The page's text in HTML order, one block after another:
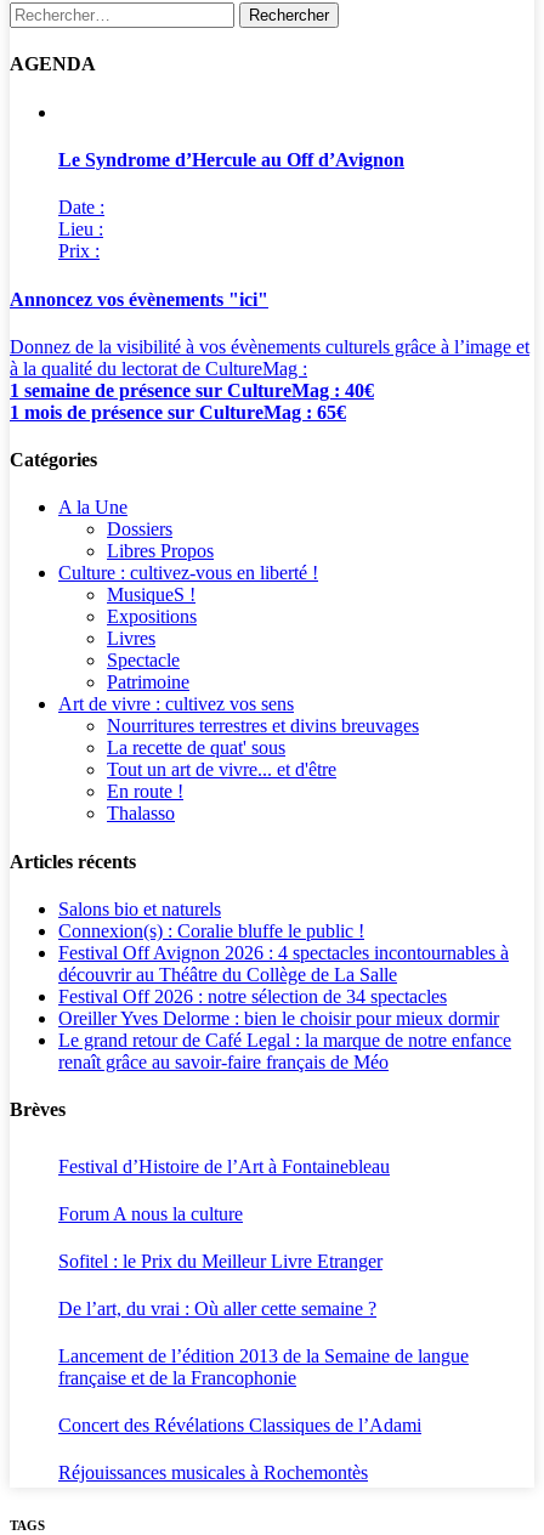
Rechercher :
AGENDA
Le Syndrome d’Hercule au Off d’Avignon
Date :
Lieu :
Prix :
Annoncez vos évènements "ici"
Donnez de la visibilité à vos évènements culturels grâce à l’image et
à la qualité du lectorat de CultureMag :
1 semaine de présence sur CultureMag : 40€
1 mois de présence sur CultureMag : 65€
Catégories
A la Une
Dossiers
Libres Propos
Culture : cultivez-vous en liberté !
MusiqueS !
Expositions
Livres
Spectacle
Patrimoine
Art de vivre : cultivez vos sens
Nourritures terrestres et divins breuvages
La recette de quat' sous
Tout un art de vivre... et d'être
En route !
Thalasso
Articles récents
Salons bio et naturels
Connexion(s) : Coralie bluffe le public !
Festival Off Avignon 2026 : 4 spectacles incontournables à
découvrir au Théâtre du Collège de La Salle
Festival Off 2026 : notre sélection de 34 spectacles
Oreiller Yves Delorme : bien le choisir pour mieux dormir
Le grand retour de Café Legal : la marque de notre enfance
renaît grâce au savoir-faire français de Méo
Brèves
Festival d’Histoire de l’Art à Fontainebleau
Forum A nous la culture
Sofitel : le Prix du Meilleur Livre Etranger
De l’art, du vrai : Où aller cette semaine ?
Lancement de l’édition 2013 de la Semaine de langue
française et de la Francophonie
Concert des Révélations Classiques de l’Adami
Réjouissances musicales à Rochemontès
TAGS